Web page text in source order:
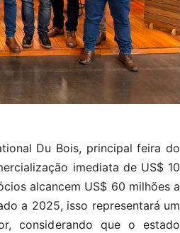
Du Bois, principal feira do
imediata de US$ 10
alcancem US$ 60 milhões a
a 2025, isso representará um
considerando que o estado